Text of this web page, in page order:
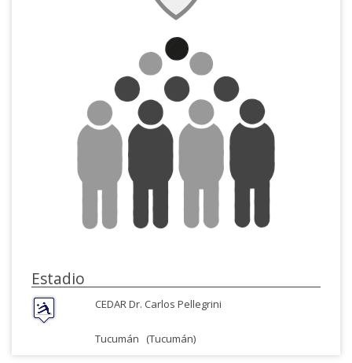
Estadio
CEDAR Dr. Carlos Pellegrini
Tucumán (Tucumán)